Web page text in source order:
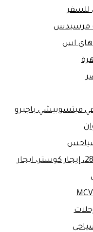
للسفر
مرسيدس
هاي اس
ميتسوبيشي باجيرو
ايجار اتوبيس 33 ايجار اتوبيس 28، إيجار كوستر، ايجار